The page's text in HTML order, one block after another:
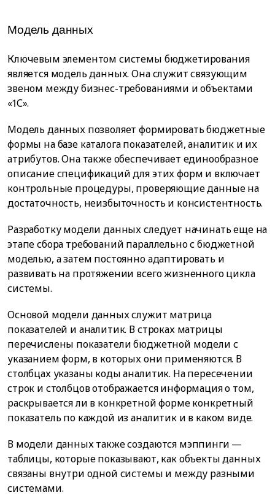
Модель данных
Ключевым элементом системы бюджетирования
является модель данных. Она служит связующим
звеном между бизнес-требованиями и объектами
«1С».
Модель данных позволяет формировать бюджетные
формы на базе каталога показателей, аналитик и их
атрибутов. Она также обеспечивает единообразное
описание спецификаций для этих форм и включает
контрольные процедуры, проверяющие данные на
достаточность, неизбыточность и консистентность.
Разработку модели данных следует начинать еще на
этапе сбора требований параллельно с бюджетной
моделью, а затем постоянно адаптировать и
развивать на протяжении всего жизненного цикла
системы.
Основой модели данных служит матрица
показателей и аналитик. В строках матрицы
перечислены показатели бюджетной модели с
указанием форм, в которых они применяются. В
столбцах указаны коды аналитик. На пересечении
строк и столбцов отображается информация о том,
раскрывается ли в конкретной форме конкретный
показатель по каждой из аналитик и в каком виде.
В модели данных также создаются мэппинги —
таблицы, которые показывают, как объекты данных
связаны внутри одной системы и между разными
системами.